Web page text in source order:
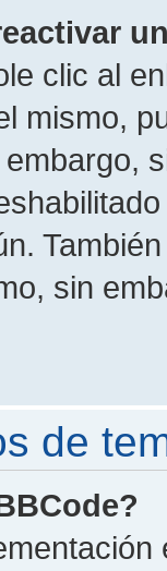
clic al
mismo,
sin
de